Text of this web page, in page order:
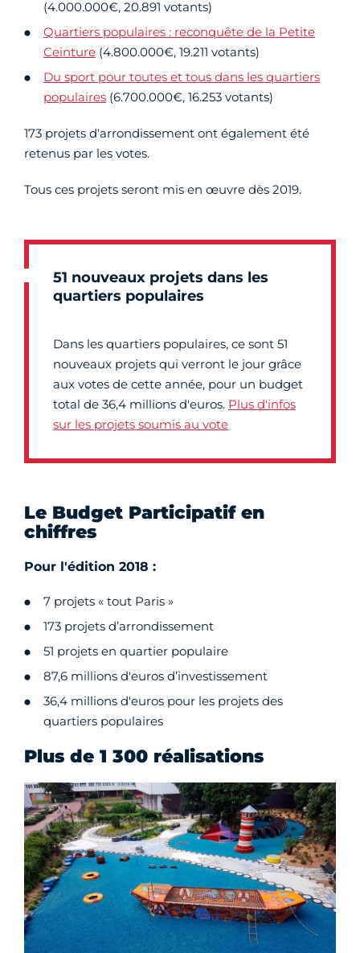
(4.000.000€, 20.891 votants)
Quartiers populaires : reconquête de la Petite
Ceinture (4.800.000€, 19.211 votants)
Du sport pour toutes et tous dans les quartiers
populaires (6.700.000€, 16.253 votants)
173 projets d'arrondissement ont également été
retenus par les votes.
Tous ces projets seront mis en œuvre dès 2019.
51 nouveaux projets dans les
quartiers populaires
Dans les quartiers populaires, ce sont 51
nouveaux projets qui verront le jour grâce
aux votes de cette année, pour un budget
total de 36,4 millions d'euros. Plus d'infos
sur les projets soumis au vote
Le Budget Participatif en
chiffres
Pour l'édition 2018 :
7 projets « tout Paris »
173 projets d’arrondissement
51 projets en quartier populaire
87,6 millions d'euros d’investissement
36,4 millions d'euros pour les projets des
quartiers populaires
Plus de 1 300 réalisations